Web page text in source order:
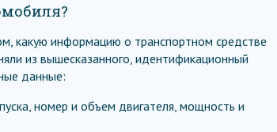
какую информацию о транспортном средстве
из вышесказанного, идентификационный
данные:
номер и объем двигателя, мощность и